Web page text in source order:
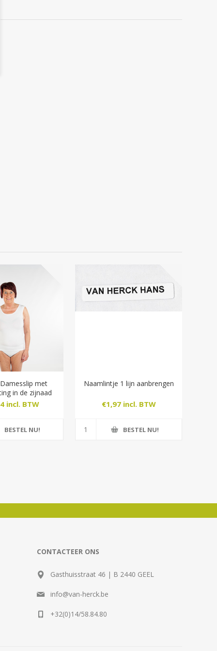
met
in de zijnaad
incl. BTW
BESTEL NU!
Naamlintje 1 lijn aanbrengen
€1,97 incl. BTW
BESTEL NU!
CONTACTEER ONS
Gasthuisstraat 46 | B 2440 GEEL
info@van-herck.be
+32(0)14/58.84.80